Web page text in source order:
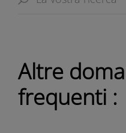
Altre
frequenti :